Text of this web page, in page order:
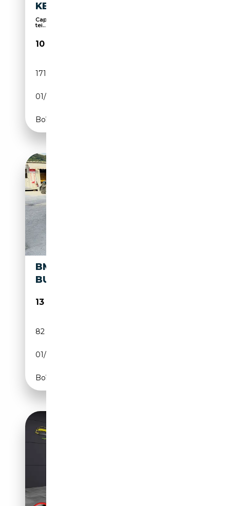
KEYLESS | NAVI | CC
Capteurs d'aide au stationnement avant, Vitres
tei...
10 499€
171 523 km
01/2017
Boîte manuelle
BMW X1 X1 SDRIVE16D
BUSINESS
13 400€
82 000 km
01/2017
Boîte manuelle